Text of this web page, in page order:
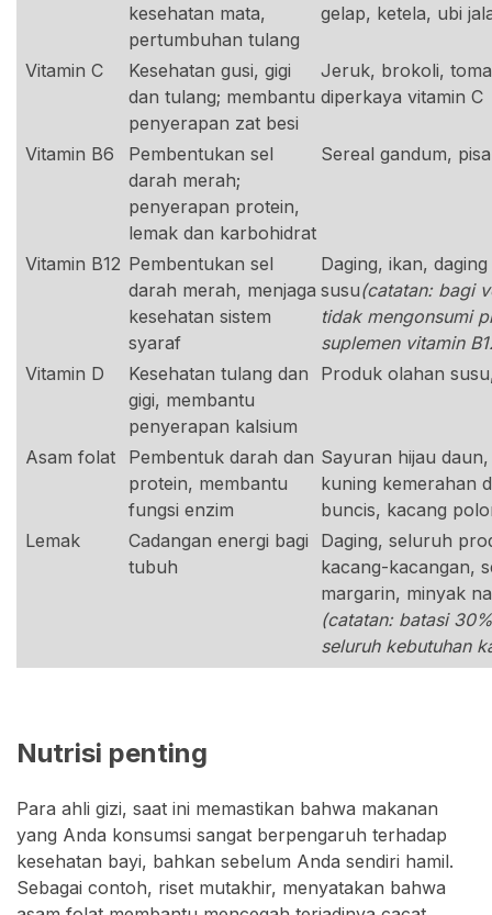
kesehatan mata,
pertumbuhan tulang
gelap, ketela, ubi
Vitamin C
Kesehatan gusi, gigi
dan tulang; membantu
penyerapan zat besi
Jeruk, brokoli,
diperkaya vitamin C
Vitamin B6
Pembentukan sel
darah merah;
penyerapan protein,
lemak dan karbohidrat
Sereal gandum,
Vitamin B12 Pembentukan sel
darah merah, menjaga
kesehatan sistem
syaraf
Daging, ikan,
susu(catatan: bagi
tidak mengonsumi
suplemen vitamin
Vitamin D
Kesehatan tulang dan
gigi, membantu
penyerapan kalsium
Produk olahan
Asam folat
Pembentuk darah dan
protein, membantu
fungsi enzim
Sayuran hijau
kuning kemerahan
buncis, kacang
Lemak
Cadangan energi bagi
tubuh
Daging, seluruh
kacang-kacangan,
margarin, minyak
(catatan: batasi
seluruh kebutuhan
Nutrisi penting
Para ahli gizi, saat ini memastikan bahwa makanan
yang Anda konsumsi sangat berpengaruh terhadap
kesehatan bayi, bahkan sebelum Anda sendiri hamil.
Sebagai contoh, riset mutakhir, menyatakan bahwa